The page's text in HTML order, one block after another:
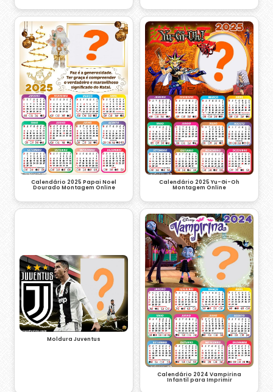
Calendário 2025 Papai Noel
Dourado Montagem Online
Calendário 2025 Yu-Gi-Oh
Montagem Online
Moldura Juventus
Calendário 2024 Vampirina
Infantil para Imprimir